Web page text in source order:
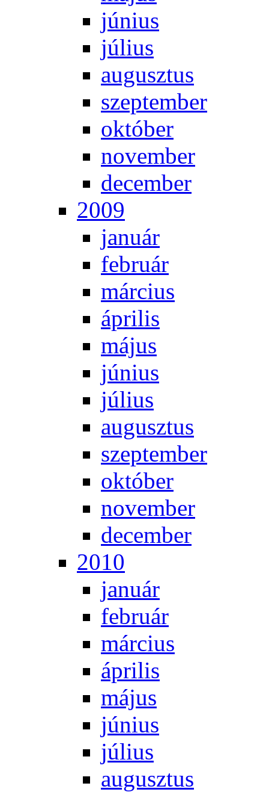
jú­ni­us
jú­li­us
au­gusz­tus
szep­tem­ber
ok­tó­ber
no­vem­ber
de­cem­ber
2009
ja­nu­ár
feb­ru­ár
már­ci­us
áp­ri­lis
má­jus
jú­ni­us
jú­li­us
au­gusz­tus
szep­tem­ber
ok­tó­ber
no­vem­ber
de­cem­ber
2010
ja­nu­ár
feb­ru­ár
már­ci­us
áp­ri­lis
má­jus
jú­ni­us
jú­li­us
au­gusz­tus